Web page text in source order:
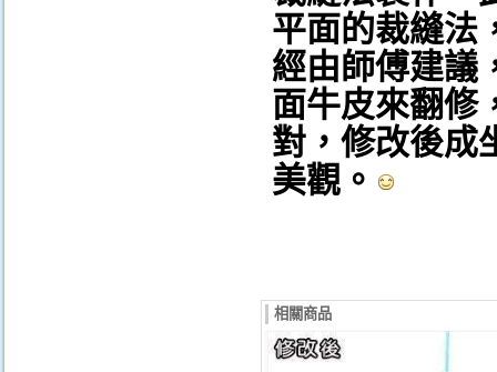
平面的裁縫法
經由師傅建議
面牛皮來翻修
對，修改後成
美觀。
相關商品